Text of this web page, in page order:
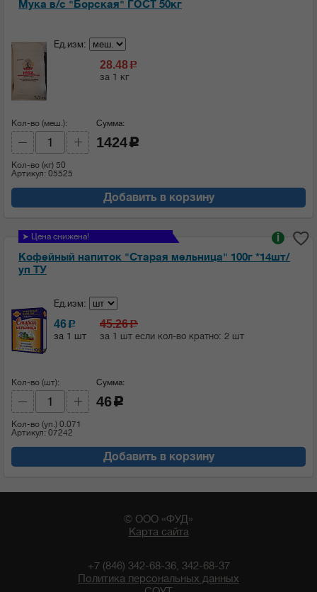
Мука в/с "Борская" ГОСТ 50кг
Ед.изм:
28.48c
за 1 кг
Кол-во (меш.):
Кол-во (кг) 50
Артикул: 05525
Сумма:
1424 c
Добавить в корзину
➤ Цена снижена!
Кофейный напиток "Старая мельница" 100г *14шт/
уп ТУ
i
Ед.изм:
46c
за 1 шт
45.26c
за 1 шт если кол-во кратно: 2 шт
Кол-во (шт):
Кол-во (уп.) 0.071
Артикул: 07242
Сумма:
46 c
Добавить в корзину
© ООО «ФУД»
Карта сайта
+7 (846) 342-68-36, 342-68-37
Политика персональных данных